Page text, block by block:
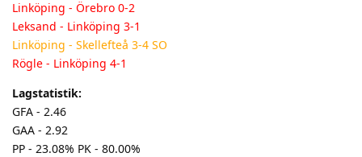
Linköping - Örebro 0-2
Leksand - Linköping 3-1
Linköping - Skellefteå 3-4 SO
Rögle - Linköping 4-1
Lagstatistik:
GFA - 2.46
GAA - 2.92
PP - 23.08% PK - 80.00%